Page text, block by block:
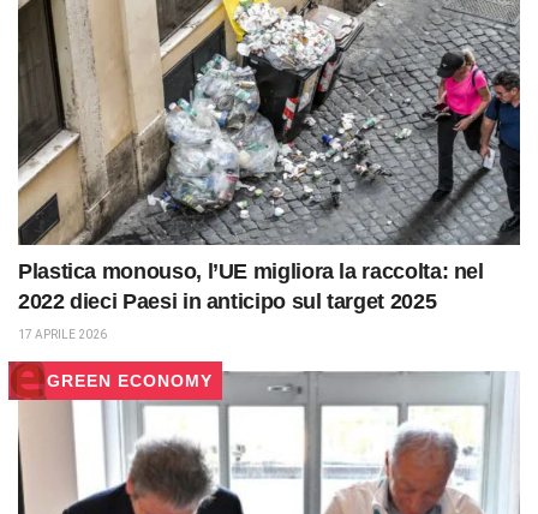
Plastica monouso, l’UE migliora la raccolta: nel
2022 dieci Paesi in anticipo sul target 2025
17 APRILE 2026
GREEN ECONOMY